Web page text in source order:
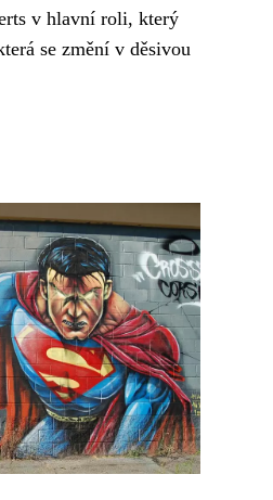
v hlavní roli, který
se změní v děsivou